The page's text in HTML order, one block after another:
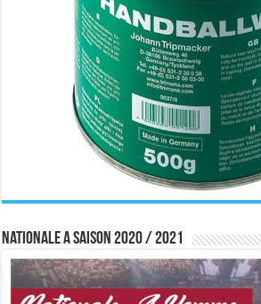
Nationale A saison 2020 / 2021